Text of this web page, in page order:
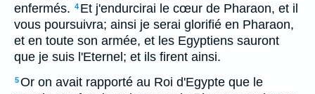
enfermés. 4 Et j'endurcirai le cœur de Pharaon, et il
vous poursuivra; ainsi je serai glorifié en Pharaon,
et en toute son armée, et les Egyptiens sauront
que je suis l'Eternel; et ils firent ainsi.
5Or on avait rapporté au Roi d'Egypte que le